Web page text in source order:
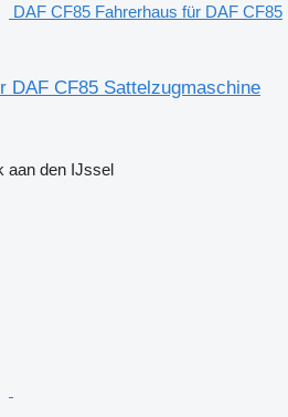
DAF CF85 Fahrerhaus für DAF CF85
DAF CF85 Sattelzugmaschine
aan den IJssel